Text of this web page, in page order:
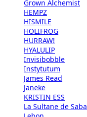
Grown Alchemist
HEMPZ
HISMILE
HOLIFROG
HURRAW!
HYALULIP
Invisibobble
Instytutum
James Read
Janeke
KRISTIN ESS
La Sultane de Saba